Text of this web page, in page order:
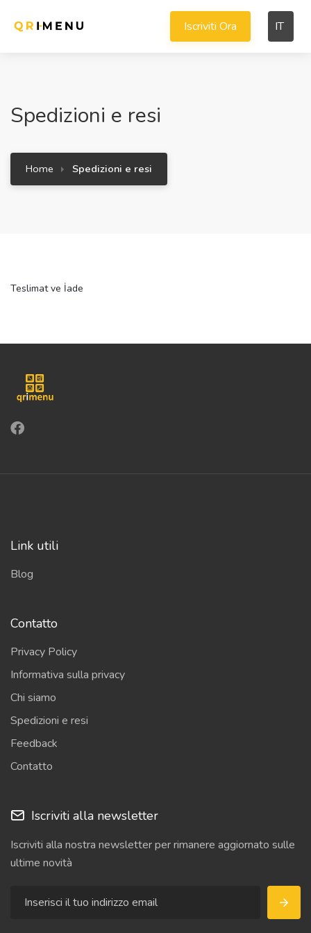
Iscriviti Ora IT
Spedizioni e resi
Home Spedizioni e resi
Teslimat ve İade
Link utili
Blog
Contatto
Privacy Policy
Informativa sulla privacy
Chi siamo
Spedizioni e resi
Feedback
Contatto
Iscriviti alla newsletter
Iscriviti alla nostra newsletter per rimanere aggiornato sulle
ultime novità